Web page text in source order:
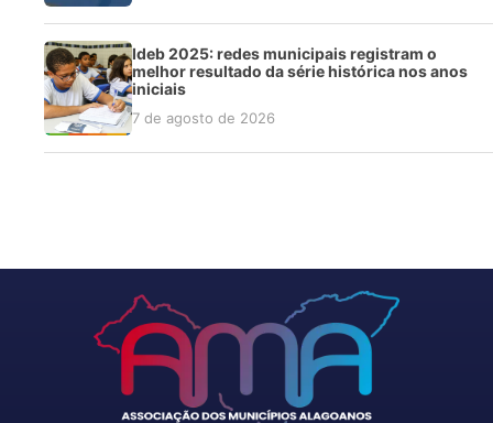
Ideb 2025: redes municipais registram o
melhor resultado da série histórica nos anos
iniciais
7 de agosto de 2026